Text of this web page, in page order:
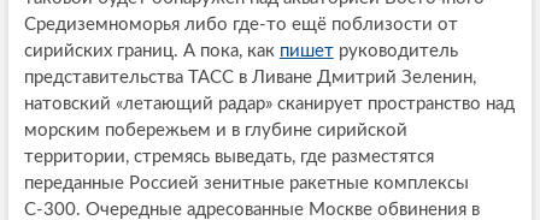
Средиземноморья либо где-то ещё поблизости от
сирийских границ. А пока, как пишетруководитель
представительства ТАСС в Ливане Дмитрий Зеленин,
натовский «летающий радар» сканирует пространство над
морским побережьем и в глубине сирийской
территории, стремясь выведать, где разместятся
переданные Россией зенитные ракетные комплексы
С-300. Очередные адресованные Москве обвинения в